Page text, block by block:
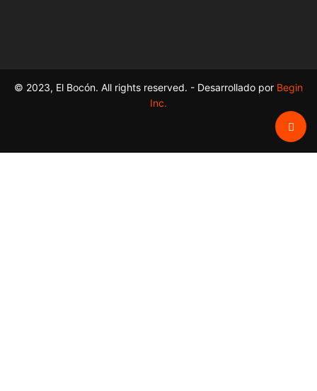
© 2023, El Bocón. All rights reserved. - Desarrollado por Begin
Inc.